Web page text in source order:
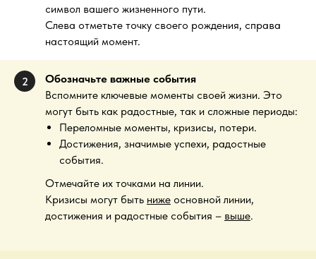
символ вашего жизненного пути.
Слева отметьте точку своего рождения, справа
настоящий момент.
2
Обозначьте важные события
Вспомните ключевые моменты своей жизни. Это
могут быть как радостные, так и сложные периоды:
Переломные моменты, кризисы, потери.
Достижения, значимые успехи, радостные
события.
Отмечайте их точками на линии.
Кризисы могут быть ниже основной линии,
достижения и радостные события – выше.